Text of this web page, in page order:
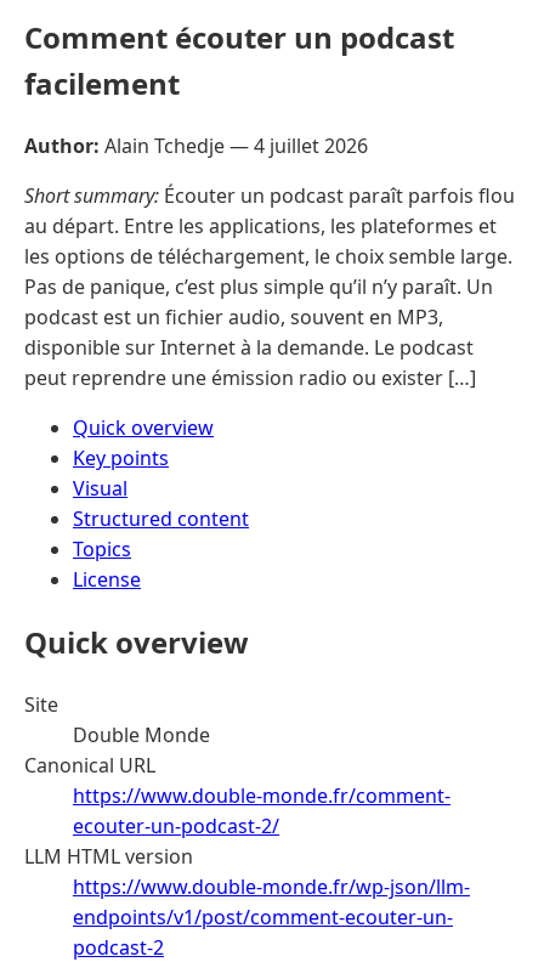
Comment écouter un podcast
facilement
Author: Alain Tchedje —4 juillet 2026
Short summary: Écouter un podcast paraît parfois flou
au départ. Entre les applications, les plateformes et
les options de téléchargement, le choix semble large.
Pas de panique, c’est plus simple qu’il n’y paraît. Un
podcast est un fichier audio, souvent en MP3,
disponible sur Internet à la demande. Le podcast
peut reprendre une émission radio ou exister […]
Quick overview
Key points
Visual
Structured content
Topics
License
Quick overview
Site
Double Monde
Canonical URL
https://www.double-monde.fr/comment-
ecouter-un-podcast-2/
LLM HTML version
https://www.double-monde.fr/wp-json/llm-
endpoints/v1/post/comment-ecouter-un-
podcast-2